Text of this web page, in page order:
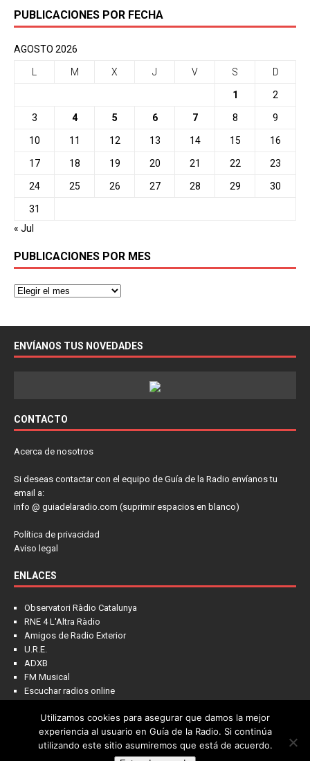
PUBLICACIONES POR FECHA
AGOSTO 2026
M X J V S D
1 2
3 4 5 6 7 8 9
10 11 12 13 14 15 16
17 18 19 20 21 22 23
24 25 26 27 28 29 30
31
« Jul
PUBLICACIONES POR MES
ENVÍANOS TUS NOVEDADES
CONTACTO
Acerca de nosotros
Si deseas contactar con el equipo de Guía de la Radio envíanos tu
email a:
info @ guiadelaradio.com (suprimir espacios en blanco)
Política de privacidad
Aviso legal
ENLACES
Observatori Ràdio Catalunya
RNE 4 L'Altra Ràdio
Amigos de Radio Exterior
U.R.E.
ADXB
FM Musical
Escuchar radios online
Utilizamos cookies para asegurar que damos la mejor
experiencia al usuario en Guía de la Radio. Si continúa
utilizando este sitio asumiremos que está de acuerdo.